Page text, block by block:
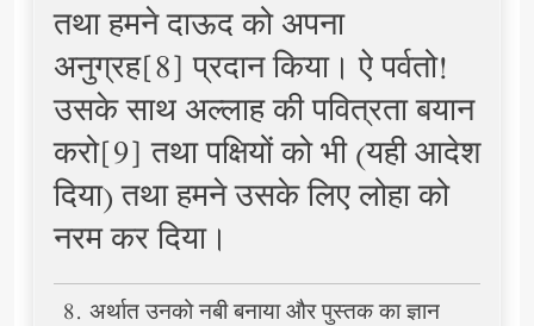
तथा हमने दाऊद को अपना
अनुग्रह[8] प्रदान किया। ऐ पर्वतो!
उसके साथ अल्लाह की पवित्रता बयान
करो[9] तथा पक्षियों को भी (यही आदेश
दिया) तथा हमने उसके लिए लोहा को
नरम कर दिया।
8. अर्थात उनको नबी बनाया और पुस्तक का ज्ञान